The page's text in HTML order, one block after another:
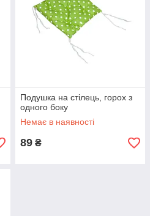
Подушка на стілець, горох з
одного боку
Немає в наявності
89 ₴